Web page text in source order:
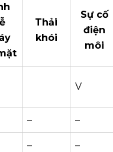
Thải
khói
Sự cố
điện
môi
V
– –
– –